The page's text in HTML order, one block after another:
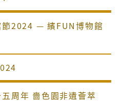
節2024 — 繽FUN博物館
周年 嗇色園非遺薈萃